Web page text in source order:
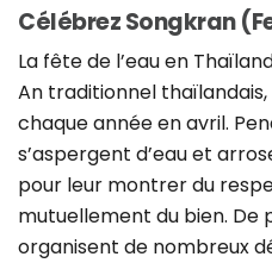
Célébrez Songkran
La fête de l’eau en
An traditionnel thaïlandais,
chaque année en avril.
s’aspergent d’eau et
pour leur montrer du
mutuellement du bien. De
organisent de nombreux